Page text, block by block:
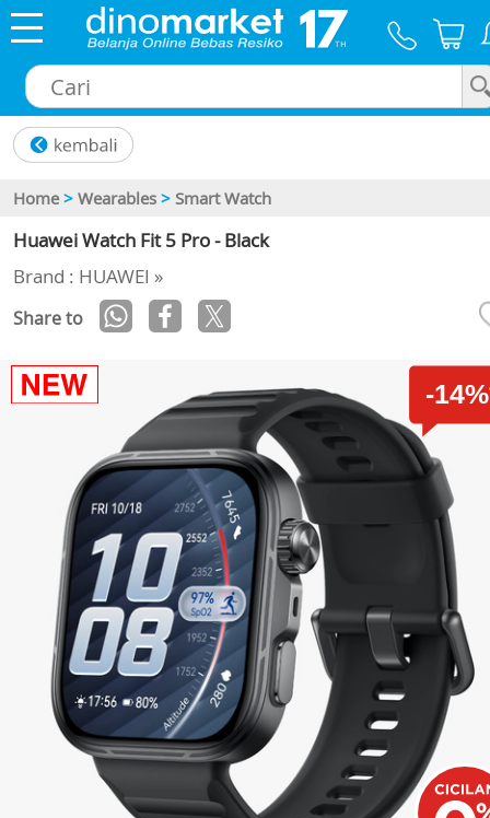
Home > Wearables > Smart Watch
Huawei Watch Fit 5 Pro - Black
Brand : HUAWEI »
Share to
-